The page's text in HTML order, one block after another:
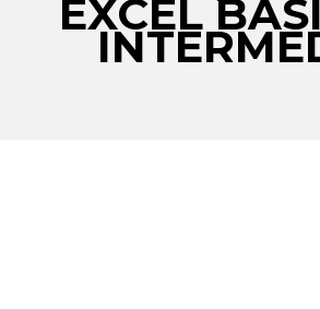
EXCEL